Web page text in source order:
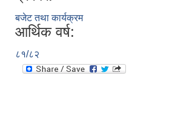
बजेट तथा कार्यक्रम
आर्थिक वर्ष:
८१/८२